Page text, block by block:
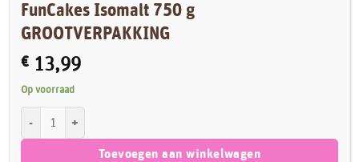
FunCakes Isomalt 750 g
GROOTVERPAKKING
€ 13,99
Op voorraad
Toevoegen aan winkelwagen